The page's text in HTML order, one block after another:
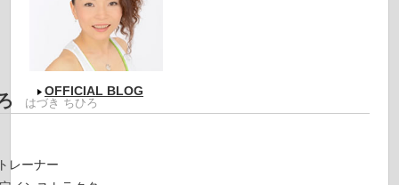
OFFICIAL BLOG
はづき ちひろ
レーナー